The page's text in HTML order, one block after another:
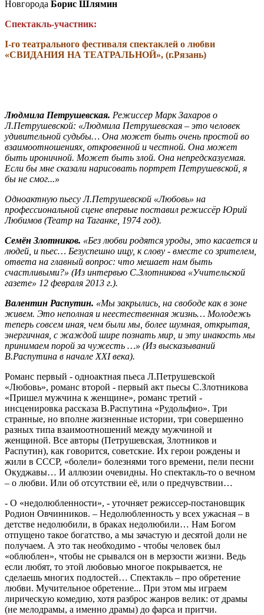
Новгорода Борис Шлямин
Спектакль-участник:
I-го театрального фестиваля спектаклей о любви
«СВИДАНИЯ НА ТЕАТРАЛЬНОЙ», (г.Рязань)
Людмила Петрушевская. Режиссер Марк Захаров о
Л.Петрушевской: «Людмила Петрушевская – это человек
удивительной судьбы… Она может быть очень простой во
взаимоотношениях, откровенной и честной. Она может
быть ироничной. Может быть злой. Она непредсказуемая.
Если бы мне сказали нарисовать портрет Петрушевской, я
бы не смог...»
Одноактную пьесу Л.Петрушевской «Любовь» на
профессиональной сцене впервые поставил режиссёр Юрий
Любимов (Театр на Таганке, 1974 год).
Семён Злотников. «Без любви родятся уроды, это касается и
людей, и пьес… Безуспешно ищу, к слову - вместе со зрителем,
ответа на главный вопрос: что мешает нам быть
счастливыми?» (Из интервью С.Злотникова «Учительской
газете» 12 февраля 2013 г.).
Валентин Распутин. «Мы закрылись, на свободе как в зоне
живем. Это неполная и неестественная жизнь… Молодежь
теперь совсем иная, чем были мы, более шумная, открытая,
энергичная, с жаждой шире познать мир, и эту инакость мы
принимаем порой за чужесть …» (Из высказываний
В.Распутина в начале XXI века).
Романс первый - одноактная пьеса Л.Петрушевской
«Любовь», романс второй - первый акт пьесы С.Злотникова
«Пришел мужчина к женщине», романс третий -
инсценировка рассказа В.Распутина «Рудольфио». Три
странные, но вполне жизненные истории, три совершенно
разных типа взаимоотношений между мужчиной и
женщиной. Все авторы (Петрушевская, Злотников и
Распутин), как говорится, советские. Их герои рождены и
жили в СССР, «болели» болезнями того времени, пели песни
Окуджавы… И аллюзии очевидны. Но спектакль-то о вечном
– о любви. Или об отсутствии её, или о предчувствии…
- О «недолюбленности», - уточняет режиссер-постановщик
Родион Овчинников. – Недолюбленность у всех ужасная – в
детстве недолюбили, в браках недолюбили… Нам Богом
отпущено такое богатство, а мы зачастую и десятой доли не
получаем. А это так необходимо - чтобы человек был
«облюблен», чтобы не срывался он в мерзости жизни. Ведь
если любят, то этой любовью многое покрывается, не
сделаешь многих подлостей… Спектакль – про обретение
любви. Мучительное обретение... При этом мы играем
лирическую комедию, хотя разброс жанров велик: от драмы
(не мелодрамы, а именно драмы) до фарса и притчи.